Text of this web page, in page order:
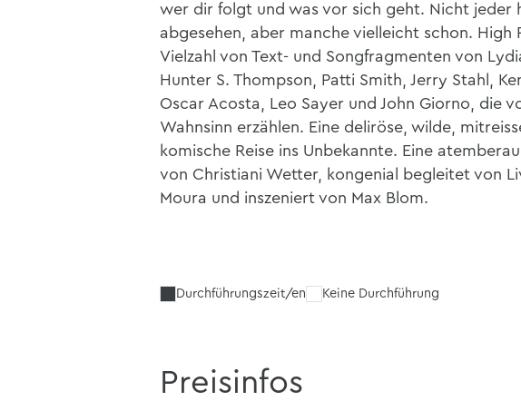
wer dir folgt und was vor sich geht. Nicht jeder
abgesehen, aber manche vielleicht schon. High
Vielzahl von Text- und Songfragmenten von
Hunter S. Thompson, Patti Smith, Jerry Stahl,
Oscar Acosta, Leo Sayer und John Giorno, die
Wahnsinn erzählen. Eine deliröse, wilde,
komische Reise ins Unbekannte. Eine
von Christiani Wetter, kongenial begleitet von
Moura und inszeniert von Max Blom.
Durchführungszeit/en Keine Durchführung
Preisinfos